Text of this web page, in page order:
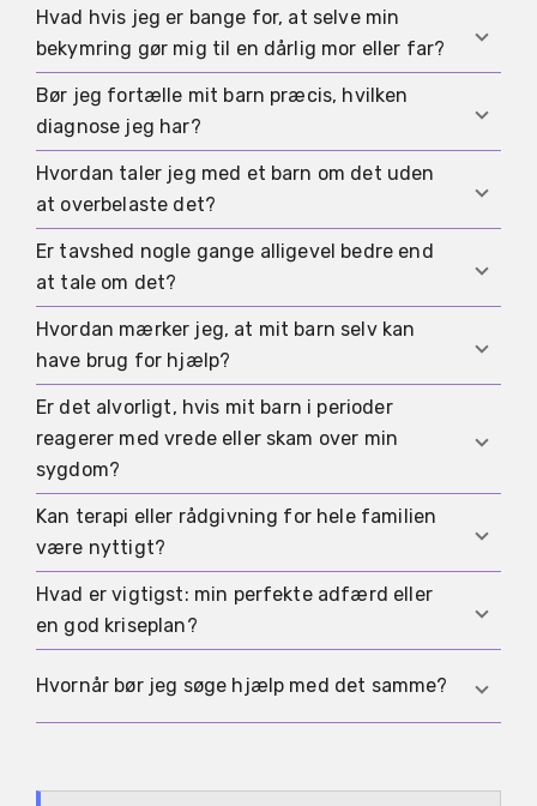
vigtigere. God planlægning kan gøre rigtig
meget.
Ofte ja. En pålidelig ekstra tilknytningsperson
kan være en meget vigtig beskyttende faktor for
børn, især hvis personen giver tryghed,
forudsigelighed og følelsesmæssig aflastning i
svære perioder.
Hvad hvis jeg er bange for, at selve min
bekymring gør mig til en dårlig mor eller far?
Bekymringen i sig selv er ofte mere et tegn på
ansvar end på uegnethed. Det problematiske er
ikke, at du tænker over dette, men snarere når
belastning fornægtes, eller hjælp undgås for
længe.
Bør jeg fortælle mit barn præcis, hvilken
diagnose jeg har?
Det afhænger af alder, modenhed og situation.
Ofte er en enkel, børnevenlig forklaring på
konsekvenserne i hverdagen nok i begyndelsen.
Når barnet bliver ældre, kan mere præcision være
nyttig, så længe barnet ikke får rollen som
medbehandler.
Hvordan taler jeg med et barn om det uden
at overbelaste det?
Med en rolig, alderssvarende forklaring, som ikke
gør barnet ansvarligt og samtidig formidler
tryghed om, at de voksne tager sig af det.
Er tavshed nogle gange alligevel bedre end
at tale om det?
Som regel kun på helt kort sigt. Børn mærker
ofte, at noget ikke stemmer. Hvis der slet ikke
findes ord for det, opstår let skyldfølelse, diffus
frygt eller forkerte fantasier. En enkel og rolig
forklaring er som regel mere aflastende end
langvarig tavshed.
Hvordan mærker jeg, at mit barn selv kan
have brug for hjælp?
Hvis angst, tilbagetrækning, tristhed, irritabilitet,
søvnproblemer, skoleproblemer eller stærke
adfærdsændringer tydeligt tiltager over længere
tid, er en tidlig afklaring fornuftig.
Er det alvorligt, hvis mit barn i perioder
reagerer med vrede eller skam over min
sygdom?
Nej. Sådanne reaktioner kan være udtryk for
overbelastning, loyalitetskonflikt eller frygt. Det
vigtige er ikke at opfatte dem personligt som
utaknemmelighed, men som et signal om, at
barnet har brug for retning og aflastning.
Kan terapi eller rådgivning for hele familien
være nyttigt?
Ja. Især når misforståelser, skyldfølelse eller
tilbagevendende kriser præger familielivet, kan
forløb være meget hjælpsomt.
Hvad er vigtigst: min perfekte adfærd eller
en god kriseplan?
En god kriseplan. Børn har ikke brug for fejlfrie
Hvornår bør jeg søge hjælp med det samme?
selvskade eller selvmord, ved stærk